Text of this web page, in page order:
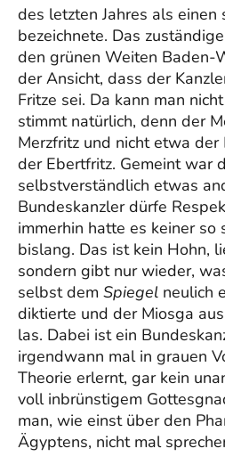
des letzten Jahres als einen
bezeichnete. Das
den grünen Weiten Baden-
der Ansicht, dass der
Fritze sei. Da kann man
stimmt natürlich, denn der
Merzfritz und nicht etwa
der Ebertfritz. Gemeint war
selbstverständlich etwas
Bundeskanzler dürfe
immerhin hatte es keiner so
bislang. Das ist kein Hohn,
sondern gibt nur wieder,
selbst dem Spiegel neulich
diktierte und der Miosga
las. Dabei ist ein
irgendwann mal in grauen
Theorie erlernt, gar kein
voll inbrünstigem
man, wie einst über den
Ägyptens, nicht mal